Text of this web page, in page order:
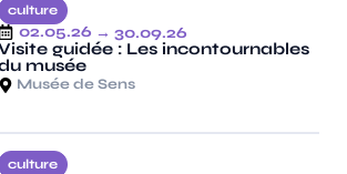
culture
02.05.26 → 30.09.26
guidée : Les incontournables
musée
Musée de Sens
culture